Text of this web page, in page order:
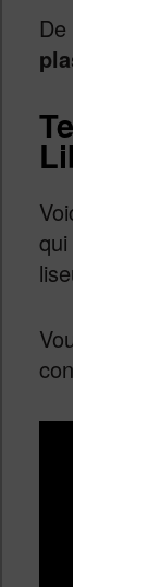
De plus, le
plastique
Tests
Libra
Voici
qui ont eu
liseuse
Vous
convaincant